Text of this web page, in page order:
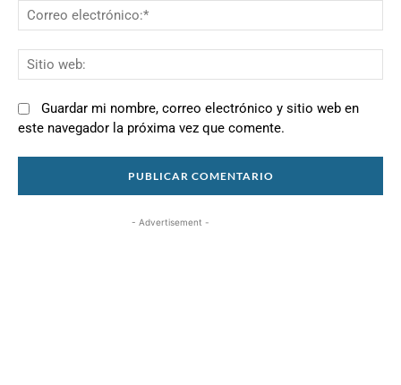
Guardar mi nombre, correo electrónico y sitio web en
este navegador la próxima vez que comente.
- Advertisement -